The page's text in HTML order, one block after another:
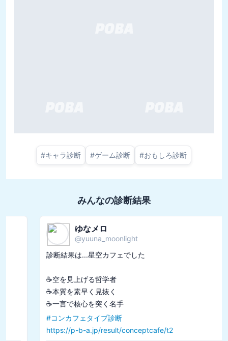
#キャラ診断 #ゲーム診断 #おもしろ診断
みんなの診断結果
ゆなメロ
@ yuuna_moonlight
診断結果は...星空カフェでした
☕️空を見上げる哲学者
☕️本質を素早く見抜く
☕️一言で核心を突く名手
コンカフェタイプ診断
https://p-b-a.jp/result/conceptcafe/t2